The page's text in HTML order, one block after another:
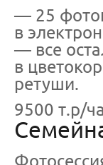
— 25
в
— все
в
ретуши.
9500 т.р/